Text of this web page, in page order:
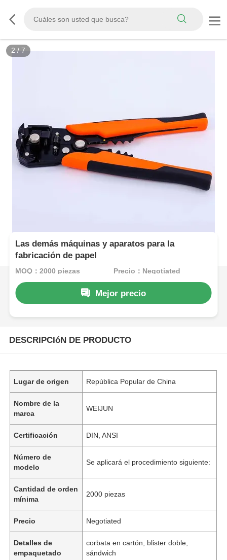
2 / 7
Las demás máquinas y aparatos para la
fabricación de papel
MOQ：2000 piezas Precio：Negotiated
Mejor precio
DESCRIPCIóN DE PRODUCTO
Lugar de origen República Popular de China
Nombre de la
marca
WEIJUN
Certificación DIN, ANSI
Número de
modelo
Se aplicará el procedimiento siguiente:
Cantidad de orden
mínima
2000 piezas
Precio Negotiated
Detalles de
empaquetado
corbata en cartón, blister doble,
sándwich